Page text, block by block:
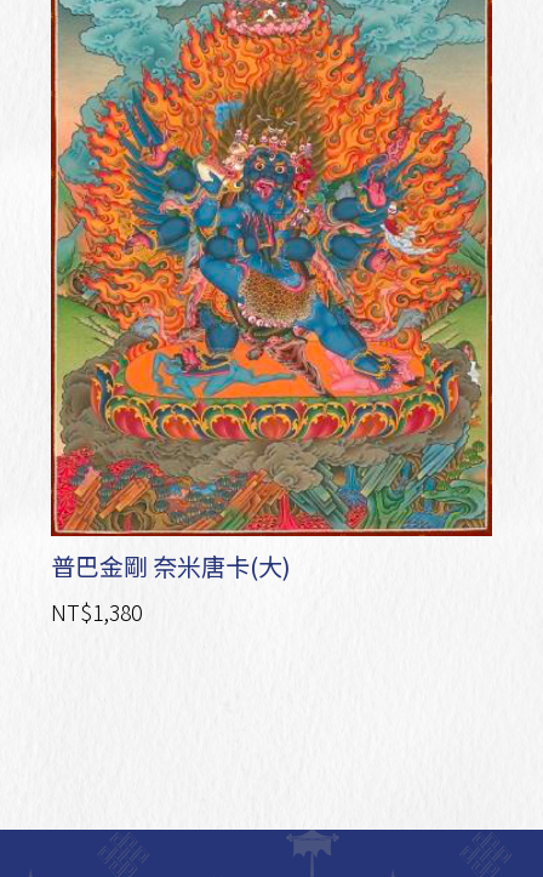
普巴金剛 奈米唐卡(大)
NT$1,380